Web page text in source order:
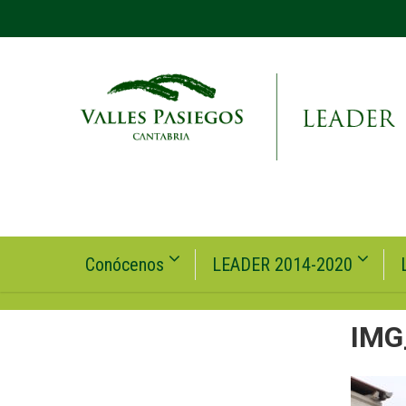
Conócenos LEADER 2014-2020